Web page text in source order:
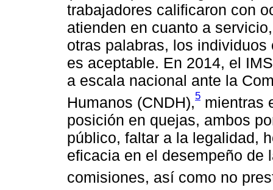
trabajadores calificaron con
atienden en cuanto a
otras palabras, los
es aceptable. En 2014, el
a escala nacional ante la
Humanos (CNDH),5 mientras
posición en quejas, ambos
público, faltar a la legalidad,
eficacia en el desempeño de
comisiones, así como no